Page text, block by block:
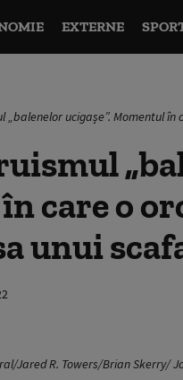
EXTERNE
„balenelor ucigașe”. Momentul
care o
unui
Jared R. Towers/Brian Skerry/